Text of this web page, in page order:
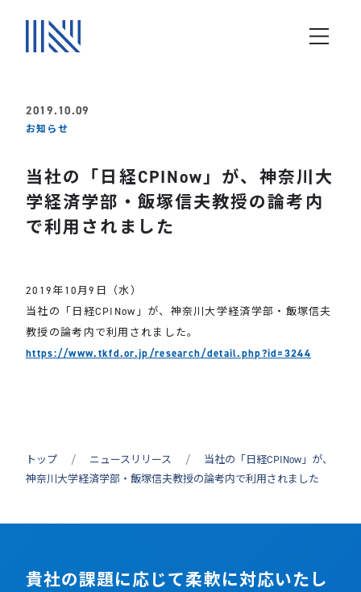
2019.10.09
お知らせ
当社の「日経CPINow」が、神奈川大
学経済学部・飯塚信夫教授の論考内
で利用されました
2019年10月9日（水）
当社の「日経CPINow」が、神奈川大学経済学部・飯塚信夫
教授の論考内で利用されました。
https://www.tkfd.or.jp/research/detail.php?id=3244
トップ ニュースリリース
当社の「日経CPINow」が、
神奈川大学経済学部・飯塚信夫教授の論考内で利用されました
貴社の課題に応じて柔軟に対応いたし